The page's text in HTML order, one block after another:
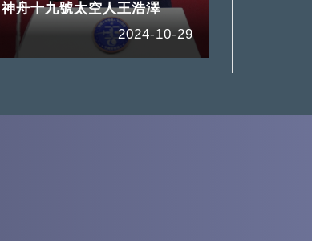
神舟十九號太空人王浩澤
2024-10-29